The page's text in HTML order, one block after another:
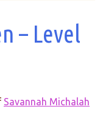
– Level
Savannah Michalah